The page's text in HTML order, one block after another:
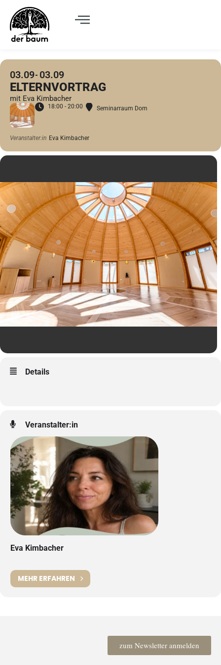
03.09 03.09
ELTERNVORTRAG
mit Eva Kimbacher
18:00 - 20:00 Seminarraum Dom
Veranstalter:in Eva Kimbacher
Details
Veranstalter:in
Eva Kimbacher
MEHR ERFAHREN
zum Newsletter anmelden